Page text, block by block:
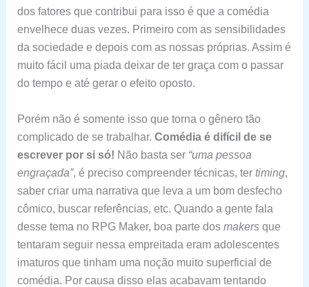
dos fatores que contribui para isso é que a comédia
envelhece duas vezes. Primeiro com as sensibilidades
da sociedade e depois com as nossas próprias. Assim é
muito fácil uma piada deixar de ter graça com o passar
do tempo e até gerar o efeito oposto.
Porém não é somente isso que torna o gênero tão
complicado de se trabalhar. Comédia é difícil de se
escrever por si só! Não basta ser “uma pessoa
engraçada”, é preciso compreender técnicas, ter timing,
saber criar uma narrativa que leva a um bom desfecho
cômico, buscar referências, etc. Quando a gente fala
desse tema no RPG Maker, boa parte dos makersque
tentaram seguir nessa empreitada eram adolescentes
imaturos que tinham uma noção muito superficial de
comédia. Por causa disso elas acabavam tentando